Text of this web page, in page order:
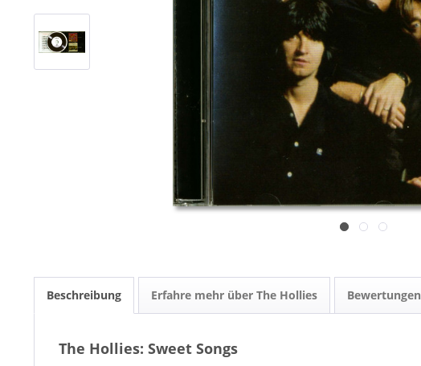
Beschreibung Erfahre mehr über The Hollies Bewertungen
The Hollies: Sweet Songs